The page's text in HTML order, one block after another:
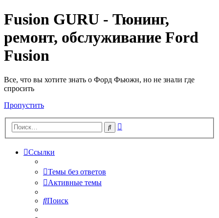
Fusion GURU - Тюнинг,
ремонт, обслуживание Ford
Fusion
Все, что вы хотите знать о Форд Фьюжн, но не знали где
спросить
Пропустить
Поиск
Ссылки
Темы без ответов
Активные темы
Поиск